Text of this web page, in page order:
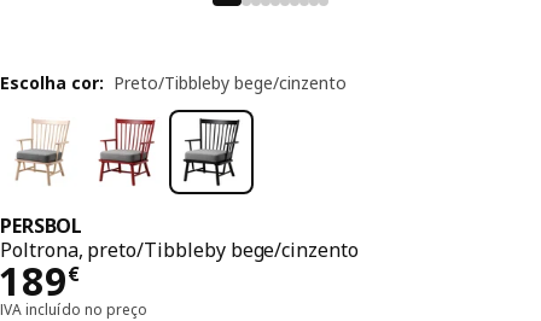
PERSBOL
Poltrona, preto/Tibbleby bege/cinzento
189€
Preço 189€
IVA incluído no preço
Escolha cor: Preto/Tibbleby bege/cinzento